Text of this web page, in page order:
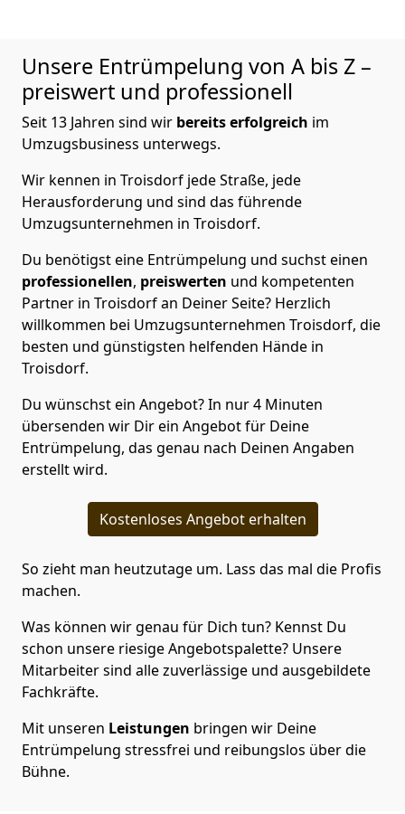
Unsere Entrümpelung von A bis Z –
preiswert und professionell
Seit 13 Jahren sind wir bereits erfolgreich im
Umzugsbusiness unterwegs.
Wir kennen in Troisdorf jede Straße, jede
Herausforderung und sind das führende
Umzugsunternehmen in Troisdorf.
Du benötigst eine Entrümpelung und suchst einen
professionellen, preiswerten und kompetenten
Partner in Troisdorf an Deiner Seite? Herzlich
willkommen bei Umzugsunternehmen Troisdorf, die
besten und günstigsten helfenden Hände in
Troisdorf.
Du wünschst ein Angebot? In nur 4 Minuten
übersenden wir Dir ein Angebot für Deine
Entrümpelung, das genau nach Deinen Angaben
erstellt wird.
Kostenloses Angebot erhalten
So zieht man heutzutage um. Lass das mal die Profis
machen.
Was können wir genau für Dich tun? Kennst Du
schon unsere riesige Angebotspalette? Unsere
Mitarbeiter sind alle zuverlässige und ausgebildete
Fachkräfte.
Mit unseren Leistungen bringen wir Deine
Entrümpelung stressfrei und reibungslos über die
Bühne.